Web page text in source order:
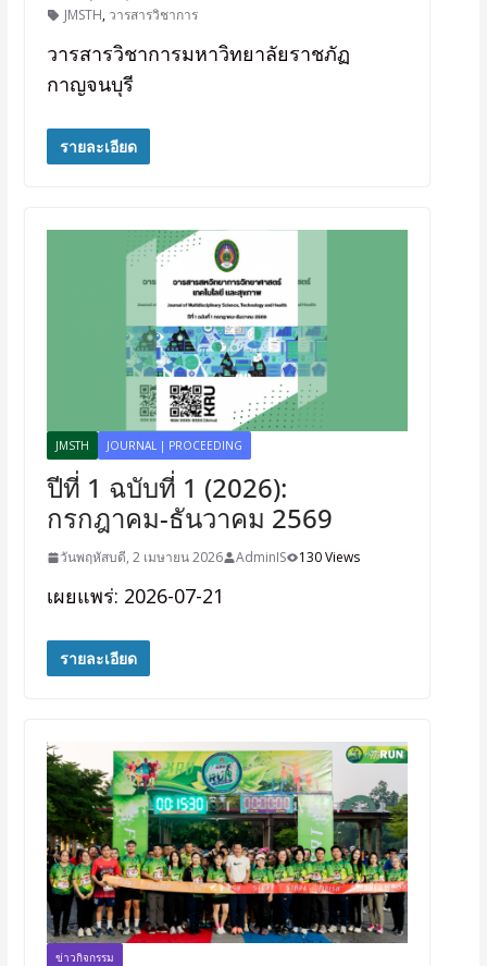
JMSTH, วารสารวิชาการ
วารสารวิชาการมหาวิทยาลัยราชภัฏ
กาญจนบุรี
รายละเอียด
JMSTH JOURNAL | PROCEEDING
ปีที่ 1 ฉบับที่ 1 (2026):
กรกฎาคม-ธันวาคม 2569
วันพฤหัสบดี, 2 เมษายน 2026 AdminIS 130 Views
เผยแพร่: 2026-07-21
รายละเอียด
ข่าวกิจกรรม